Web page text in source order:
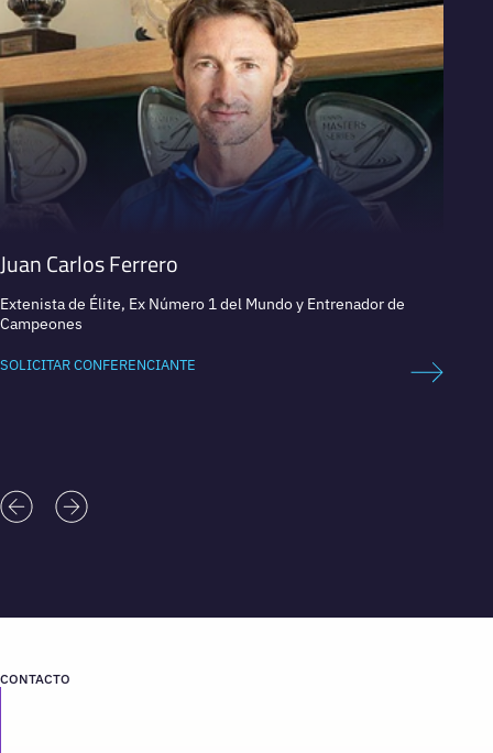
Juan Carlos Ferrero
Extenista de Élite, Ex Número 1 del Mundo y Entrenador de
Campeones
SOLICITAR CONFERENCIANTE
CONTACTO